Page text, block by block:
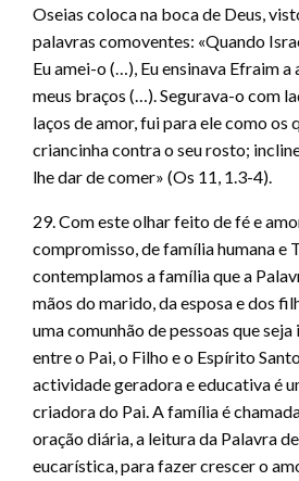
Oseias coloca na boca de Deus,
palavras comoventes: «Quando
Eu amei-o (…), Eu ensinava Efraim a
meus braços (…). Segurava-o com
laços de amor, fui para ele como os
criancinha contra o seu rosto;
lhe dar de comer» (Os 11, 1.3-4).
29. Com este olhar feito de fé e
compromisso, de família humana e
contemplamos a família que a
mãos do marido, da esposa e dos
uma comunhão de pessoas que
entre o Pai, o Filho e o Espírito
actividade geradora e educativa é
criadora do Pai. A família é
oração diária, a leitura da Palavra
eucarística, para fazer crescer o